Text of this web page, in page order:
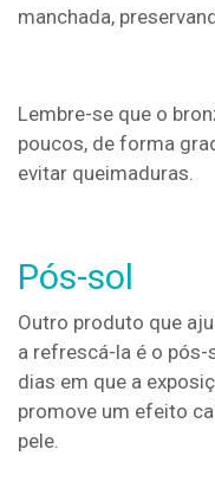
manchada,
Lembre-se que o
poucos, de forma
evitar queimaduras.
Pós-sol
Outro produto que
a refrescá-la é o
dias em que a
promove um efeito
pele.